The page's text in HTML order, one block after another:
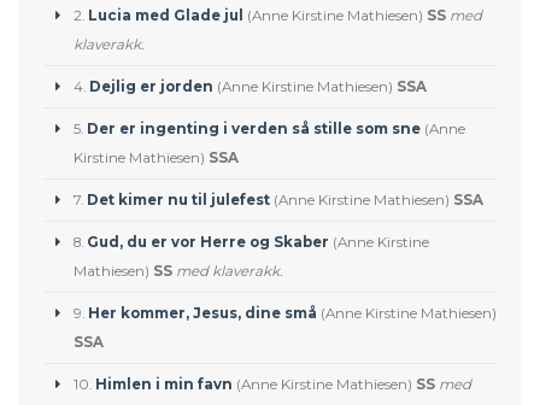
2. Lucia med Glade jul (Anne Kirstine Mathiesen) SS med
klaverakk.
4. Dejlig er jorden (Anne Kirstine Mathiesen) SSA
5. Der er ingenting i verden så stille som sne(Anne
Kirstine Mathiesen) SSA
7. Det kimer nu til julefest(Anne Kirstine Mathiesen) SSA
8. Gud, du er vor Herre og Skaber (Anne Kirstine
Mathiesen) SS med klaverakk.
9. Her kommer, Jesus, dine små (Anne Kirstine Mathiesen)
SSA
10. Himlen i min favn (Anne Kirstine Mathiesen) SS med